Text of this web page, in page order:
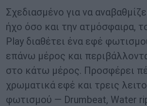
Σχεδιασμένο για να
ήχο όσο και την ατμόσφαιρα,
Play διαθέτει ένα εφέ
επάνω μέρος και
στο κάτω μέρος. Προσφέρει
χρωματικά εφέ και τρεις
φωτισμού — Drumbeat, Water